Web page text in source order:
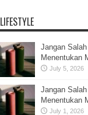
LIFESTYLE
Jangan
Menentukan
July 5, 2026
Jangan
Menentukan
July 1, 2026